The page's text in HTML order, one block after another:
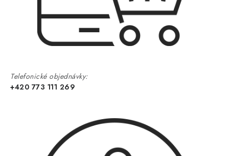
Telefonické objednávky:
+420 773 111 269